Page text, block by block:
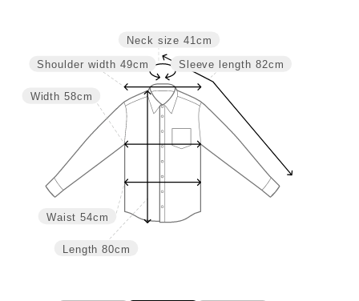
Sleeve length 82cm
Neck size 41cm
Length 80cm
Waist 54cm
Width 58cm
Shoulder width 49cm